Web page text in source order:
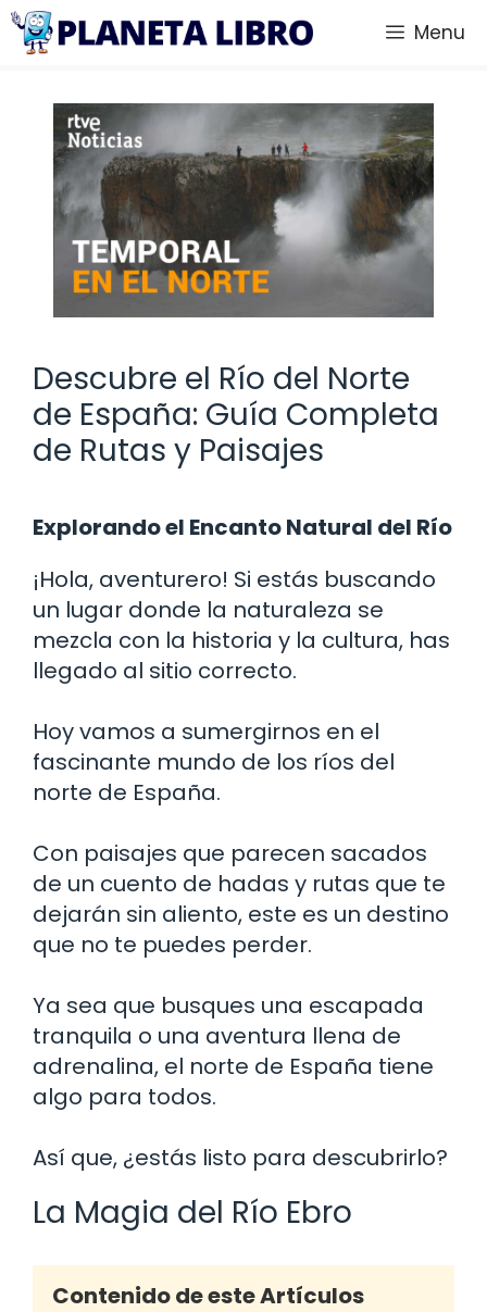
Saltar
Menu
Descubre el Río del Norte
de España: Guía Completa
de Rutas y Paisajes
Explorando el Encanto Natural del Río
¡Hola, aventurero! Si estás buscando
un lugar donde la naturaleza se
mezcla con la historia y la cultura, has
llegado al sitio correcto.
Hoy vamos a sumergirnos en el
fascinante mundo de los ríos del
norte de España.
Con paisajes que parecen sacados
de un cuento de hadas y rutas que te
dejarán sin aliento, este es un destino
que no te puedes perder.
Ya sea que busques una escapada
tranquila o una aventura llena de
adrenalina, el norte de España tiene
algo para todos.
Así que, ¿estás listo para descubrirlo?
La Magia del Río Ebro
Contenido de este Artículos